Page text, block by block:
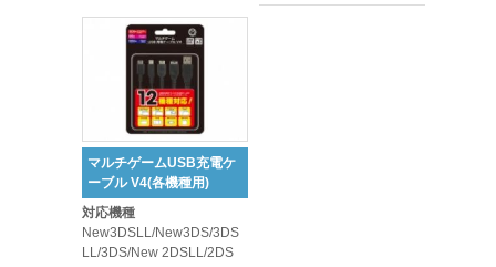
マルチゲームUSB充電ケ
ーブル V4(各機種用)
対応機種
New3DSLL/New3DS/3DS
LL/3DS/New 2DSLL/2DS